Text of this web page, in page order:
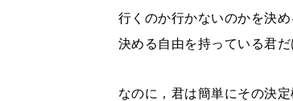
行くのか行かないのかを決
決める自由を持っている君だ
なのに，君は簡単にその決定